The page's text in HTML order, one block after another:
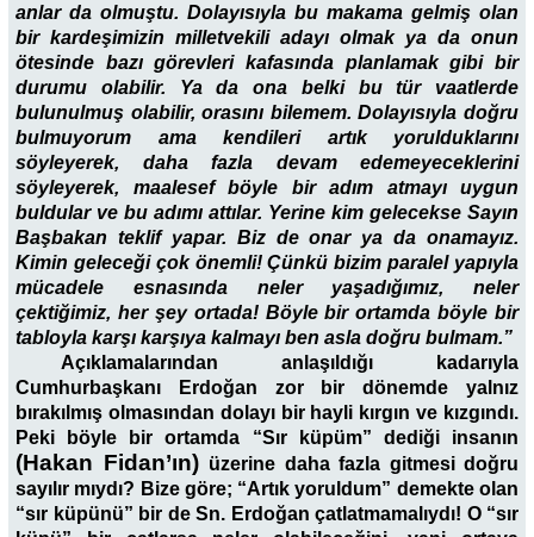
anlar da olmuştu. Dolayısıyla bu makama gelmiş olan
bir kardeşimizin milletvekili adayı olmak ya da onun
ötesinde bazı görevleri kafasında planlamak gibi bir
durumu olabilir. Ya da ona belki bu tür vaatlerde
bulunulmuş olabilir, orasını bilemem. Dolayısıyla doğru
bulmuyorum ama kendileri artık yorulduklarını
söyleyerek, daha fazla devam edemeyeceklerini
söyleyerek, maalesef böyle bir adım atmayı uygun
buldular ve bu adımı attılar. Yerine kim gelecekse Sayın
Başbakan teklif yapar. Biz de onar ya da onamayız.
Kimin geleceği çok önemli! Çünkü bizim paralel yapıyla
mücadele esnasında neler yaşadığımız, neler
çektiğimiz, her şey ortada! Böyle bir ortamda böyle bir
tabloyla karşı karşıya kalmayı ben asla doğru bulmam.”
Açıklamalarından anlaşıldığı kadarıyla
Cumhurbaşkanı Erdoğan zor bir dönemde yalnız
bırakılmış olmasından dolayı bir hayli kırgın ve kızgındı.
Peki böyle bir ortamda “Sır küpüm” dediği insanın
(Hakan Fidan’ın) üzerine daha fazla gitmesi doğru
sayılır mıydı? Bize göre; “Artık yoruldum” demekte olan
“sır küpünü” bir de Sn. Erdoğan çatlatmamalıydı! O “sır